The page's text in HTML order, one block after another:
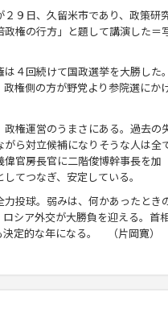
９日、久留米市であり、政策研
権の行方」と題して講演した＝
４回続けて国政選挙を大勝した
権側の方が野党より参院選にか
権運営のうまさにある。過去の
ら対立候補になりそうな人は全
官房長官に二階俊博幹事長を加
てつなぎ、安定している。
投球。弱みは、何かあったとき
シア外交が大勝負を迎える。
定的な年になる。 （片岡寛）